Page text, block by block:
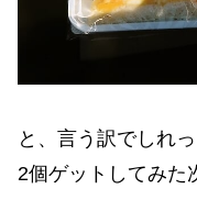
と、言う訳でしれ
2個ゲットしてみた